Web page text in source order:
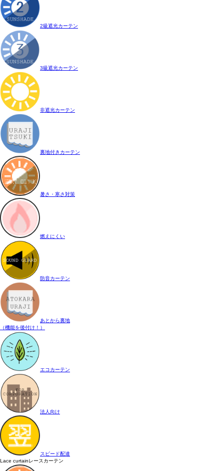
2級遮光カーテン
3級遮光カーテン
非遮光カーテン
裏地付きカーテン
暑さ・寒さ対策
燃えにくい
防音カーテン
あとから裏地
（機能を後付け！）
エコカーテン
法人向け
スピード配達
Lace curtainレースカーテン